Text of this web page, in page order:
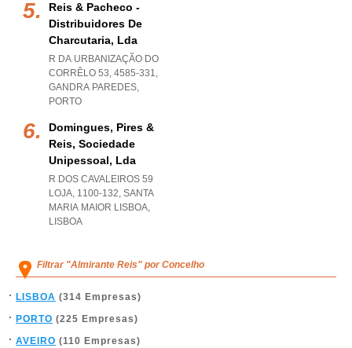
Reis & Pacheco -
Distribuidores De
Charcutaria, Lda
R DA URBANIZAÇÃO DO
CORRÊLO 53, 4585-331,
GANDRA PAREDES,
PORTO
Domingues, Pires &
Reis, Sociedade
Unipessoal, Lda
R DOS CAVALEIROS 59
LOJA, 1100-132, SANTA
MARIA MAIOR LISBOA,
LISBOA
Filtrar "Almirante Reis" por Concelho
LISBOA (314 Empresas)
PORTO (225 Empresas)
AVEIRO (110 Empresas)